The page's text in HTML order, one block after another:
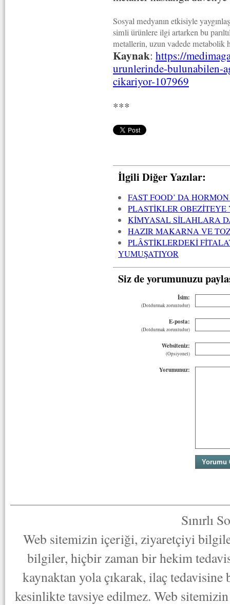
Sosyal medyanın etkisiyle
simli ürünlere ilgi artarken bu
metallerin, uzun vadede metabolik
Kaynak: https://
urunlerinde-bulunabilen-
cikariyor-107969
***
İlgili Diğer Yazılar:
FAST FOOD’ DA
PLASTİKLER OBEZİTEYE
KİMYASAL SİLAHLARA
HAZIR MAKARNA VE
PLÂSTİKLERDEKİ
YUMUŞATIYOR
Siz de yorumunuzu
İsim:
(Doldurmak zorunludur)
E-posta:
(Doldurmak zorunludur)
Websiteniz:
(Opsiyonel)
Yorumunuz:
Sınırlı
Web sitemizin içeriği, ziyaretçiyi
bilgiler, hiçbir zaman bir hekim
kaynaktan yola çıkarak, ilaç
kesinlikte tavsiye edilmez. Web